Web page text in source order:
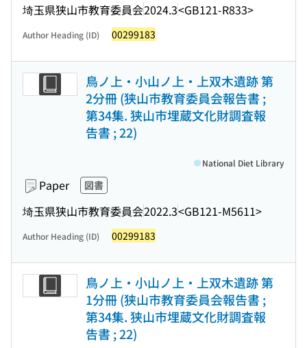
埼玉県狭山市教育委員会2024.3<GB121-R833>
Author Heading (ID) 00299183
鳥ノ上・小山ノ上・上双木遺跡 第
2分冊 (狭山市教育委員会報告書 ;
第34集. 狭山市埋蔵文化財調査報
告書 ; 22)
Paper 図書
埼玉県狭山市教育委員会2022.3<GB121-M5611>
National Diet Library
Author Heading (ID) 00299183
鳥ノ上・小山ノ上・上双木遺跡 第
1分冊 (狭山市教育委員会報告書 ;
第34集. 狭山市埋蔵文化財調査報
告書 ; 22)